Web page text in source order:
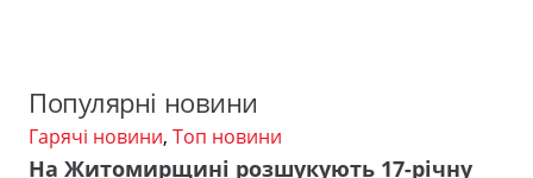
Популярні новини
Гарячі новини, Топ новини
На Житомирщині розшукують 17-річну